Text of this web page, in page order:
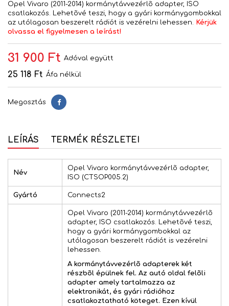
Opel Vivaro (2011-2014) kormánytávvezérlõ adapter, ISO
csatlakozós. Lehetõvé teszi, hogy a gyári kormánygombokkal
az utólagosan beszerelt rádiót is vezérelni lehessen. Kérjük
olvassa el figyelmesen a leírást!
31 900 Ft Adóval együtt
25 118 Ft Áfa nélkül
Megosztás Megosztás
LEÍRÁS TERMÉK RÉSZLETEI
Név
Opel Vivaro kormánytávvezérlõ adapter,
ISO (CTSOP005.2)
Gyártó Connects2
Opel Vivaro (2011-2014) kormánytávvezérlõ
adapter, ISO csatlakozós. Lehetõvé teszi,
hogy a gyári kormánygombokkal az
utólagosan beszerelt rádiót is vezérelni
lehessen.
A kormánytávvezérlõ adapterek két
részbõl épülnek fel. Az autó oldal felõli
adapter amely tartalmazza az
elektronikát, és gyári rádióhoz
csatlakoztatható köteget. Ezen kívül